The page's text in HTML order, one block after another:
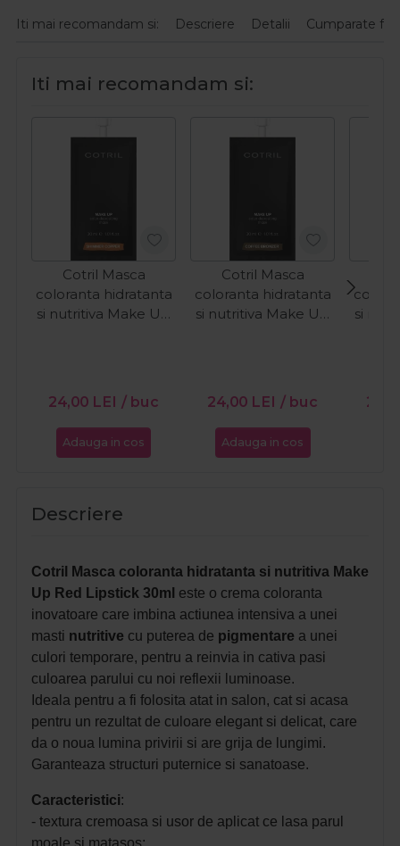
Iti mai recomandam si: Descriere Detalii Cumparate
Iti mai recomandam si:
Cotril Masca
coloranta hidratanta
si nutritiva Make Up
24,00 LEI / buc
Adauga in cos
Cotril Masca
coloranta hidratanta
si nutritiva Make Up
24,00 LEI / buc
Adauga in cos
si
Descriere
Cotril Masca coloranta hidratanta si nutritiva Make
Up Red Lipstick 30ml este o crema coloranta
inovatoare care imbina actiunea intensiva a unei
masti nutritive cu puterea de pigmentare a unei
culori temporare, pentru a reinvia in cativa pasi
culoarea parului cu noi reflexii luminoase.
Ideala pentru a fi folosita atat in salon, cat si acasa
pentru un rezultat de culoare elegant si delicat, care
da o noua lumina privirii si are grija de lungimi.
Garanteaza structuri puternice si sanatoase.
Caracteristici:
- textura cremoasa si usor de aplicat ce lasa parul
moale si matasos;